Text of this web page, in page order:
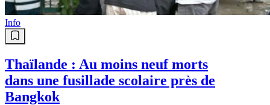
Info
Thaïlande : Au moins neuf morts
dans une fusillade scolaire près de
Bangkok